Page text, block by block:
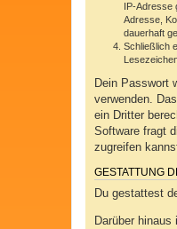
IP-Adresse
Adresse,
dauerhaft
Schließlich
Dein Passwort
verwenden.
ein Dritter
Software fragt
zugreifen
GESTATTUNG
Du gestattest
Darüber